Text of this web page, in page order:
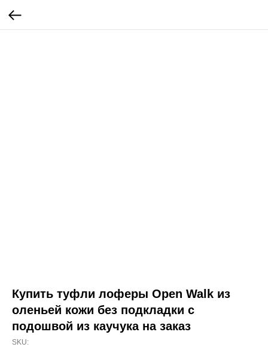
Купить туфли лоферы Open Walk из
оленьей кожи без подкладки с
подошвой из каучука на заказ
SKU: